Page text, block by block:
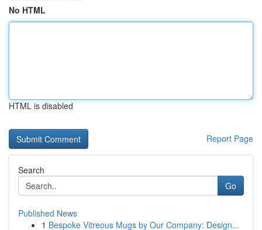
No HTML
HTML is disabled
Report Page
Search
Go
Published News
1 Bespoke Vitreous Mugs by Our Company: Design...